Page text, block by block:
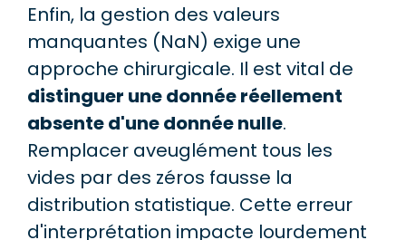
Enfin, la gestion des valeurs
manquantes (NaN) exige une
approche chirurgicale. Il est vital de
distinguer une donnée réellement
absente d'une donnée nulle.
Remplacer aveuglément tous les
vides par des zéros fausse la
distribution statistique. Cette erreur
d'interprétation impacte lourdement